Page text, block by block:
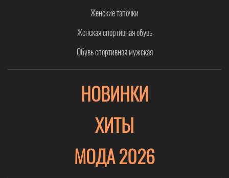
Женские тапочки
Женская спортивная обувь
Обувь спортивная мужская
НОВИНКИ
ХИТЫ
МОДА 2026